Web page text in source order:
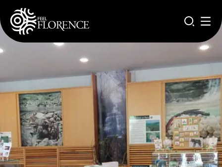
Salta al contenuto principale